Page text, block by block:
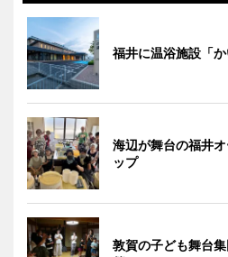
福井に温浴施設「
海辺が舞台の福井
ップ
敦賀の子ども舞台